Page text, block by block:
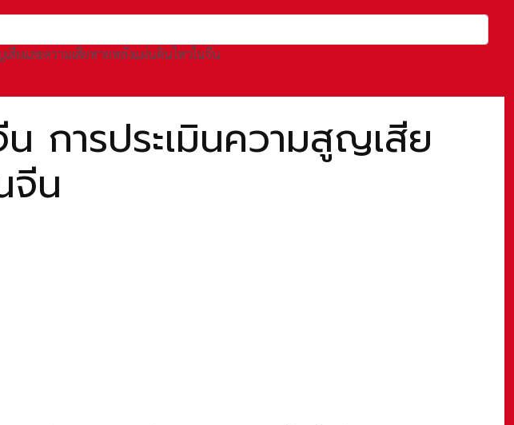
สียและความเสียหายหลังแผ่นดินไหวในจีน
การประเมินความสูญเสีย
จีน